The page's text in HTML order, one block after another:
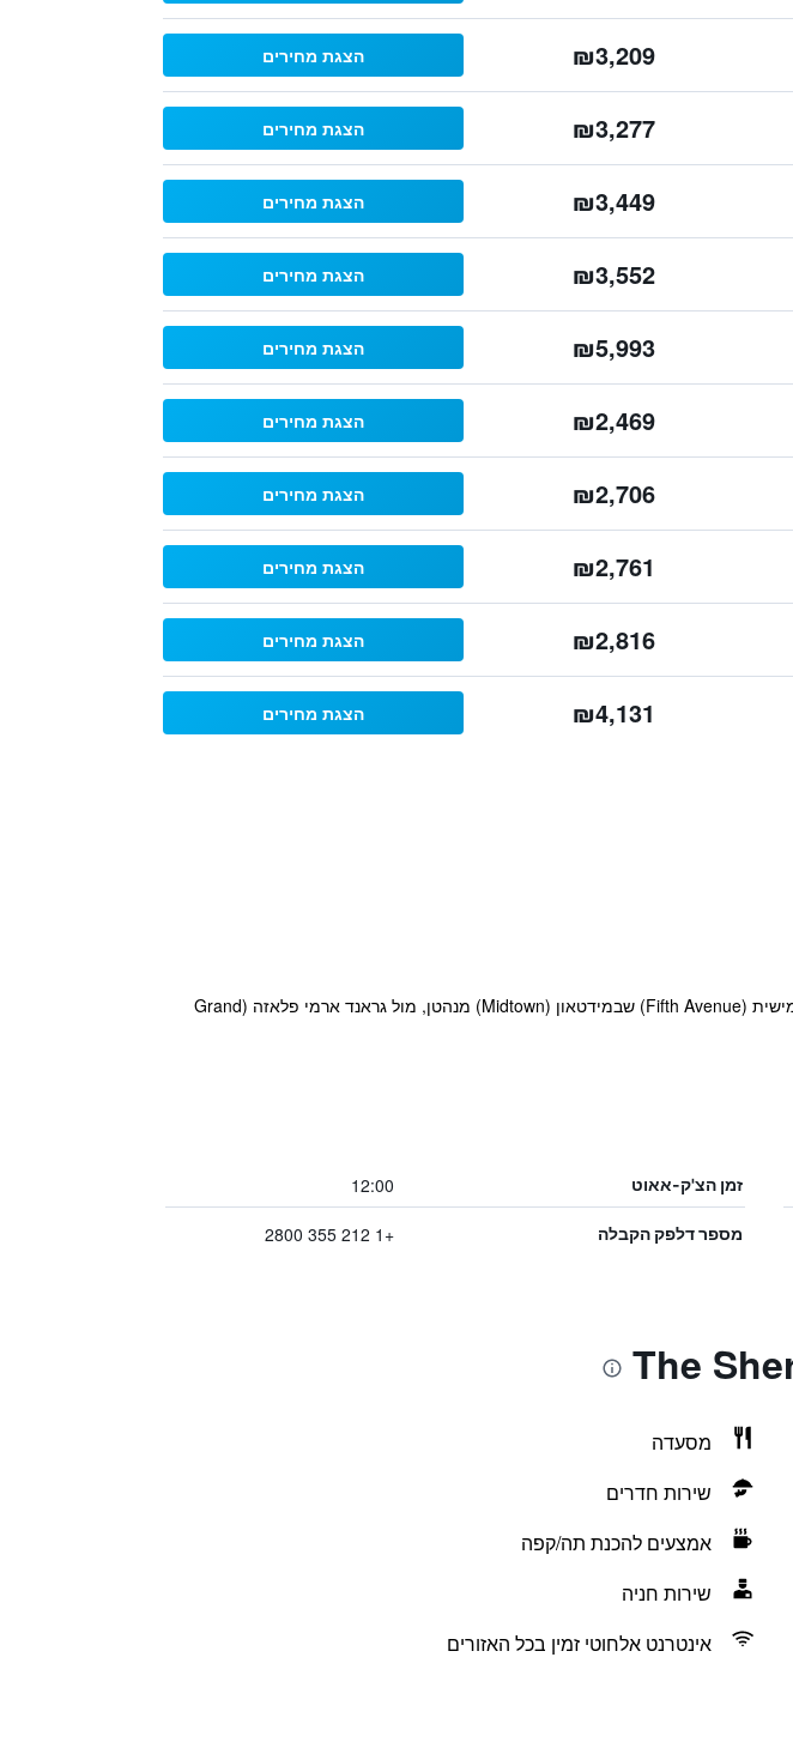
₪3,209 הצגת מחירים
₪3,277 הצגת מחירים
₪3,449 הצגת מחירים
₪3,552 הצגת מחירים
₪5,993 הצגת מחירים
₪2,469 הצגת מחירים
₪2,706 הצגת מחירים
₪2,761 הצגת מחירים
₪2,816 הצגת מחירים
₪4,131 הצגת מחירים
מלון ’דה שרי נת’רלנד’ (The Sherry Netherland) נמצא במיקום מרכזי בשדרה החמישית (Fifth Avenue) שבמידטאון (Midtown) מנהטן, מול גראנד ארמי פלאזה (Grand
זמן הצ'ק-אאוט 12:00
מספר דלפק הקבלה +1 212 355 2800
מסעדה
שירות חדרים
אמצעים להכנת תה/קפה
שירות חניה
אינטרנט אלחוטי זמין בכל האזורים